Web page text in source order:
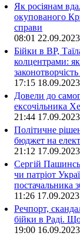
Як росіянам
окупованого
справи
08:01 22.09.2023
Бійки в ВР,
колцентрами:
17:15 18.09.2023
Довели до
ексочільника
21:44 17.09.2023
Політичне
бюджет на
21:12 17.09.2023
Сергій
чи патріот
постачальника
11:26 17.09.2023
Речпорт,
бійки в Раді.
19:00 16.09.2023